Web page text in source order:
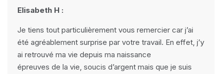
Elisabeth H :
Je tiens tout particulièrement vous remercier car j’ai
été agréablement surprise par votre travail. En effet, j’y
ai retrouvé ma vie depuis ma naissance
épreuves de la vie, soucis d’argent mais que je suis